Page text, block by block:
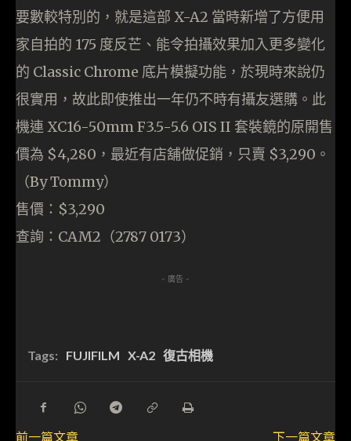
要數較特別的，就是這部 X-A2 當時新增了方便用
家自拍的 175 度反芒、能令拍攝效果加入更多變化
的 Classic Chrome 底片模擬功能，於現時來說仍
很實用，故此即使推出一年仍不時有攝友選購。此
機連 XC16-50mm F3.5-5.6 OIS II 套裝鏡的原開售
價為 $4,280，最近有店舖做促銷，只賣 $3,290。
（By Tommy）
售價：$3,290
查詢：CAM2（2787 0173）
- 廣告 -
Tags: FUJIFILM X-A2 復古相機
前一篇文章
下一篇文章